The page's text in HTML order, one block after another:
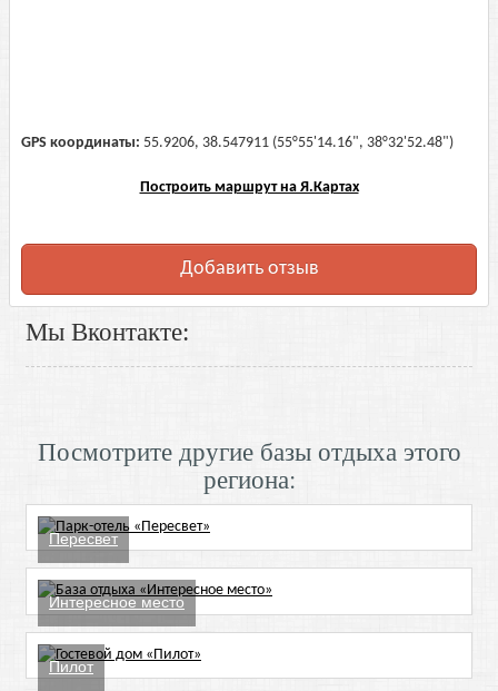
GPS координаты: 55.9206, 38.547911 (55°55'14.16", 38°32'52.48")
Построить маршрут на Я.Картах
Добавить отзыв
Мы Вконтакте:
Посмотрите другие базы отдыха этого
региона:
Пересвет
Интересное место
Пилот